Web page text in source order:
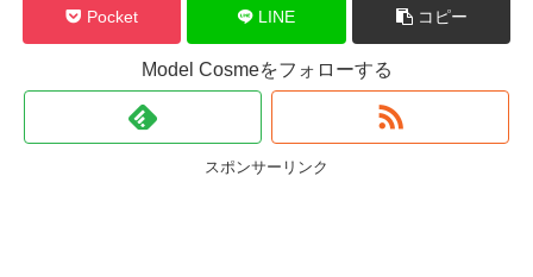
Pocket LINE コピー
Model Cosmeをフォローする
スポンサーリンク